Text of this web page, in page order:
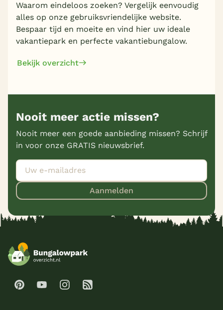
Waarom eindeloos zoeken? Vergelijk eenvoudig
alles op onze gebruiksvriendelijke website.
Bespaar tijd en moeite en vind hier uw ideale
vakantiepark en perfecte vakantiebungalow.
Bekijk overzicht
Nooit meer actie missen?
Nooit meer een goede aanbieding missen? Schrijf
in voor onze GRATIS nieuwsbrief.
Aanmelden